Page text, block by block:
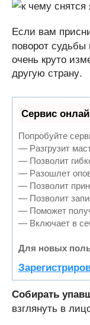
Если вам
поворот
очень круто
другую страну.
Сервис
Попробуйте
— Разгрузит
— Позволит
— Разошлет
— Позволит
— Позволит
— Поможет
— Включает в
Для новых
Собирать
взглянуть в